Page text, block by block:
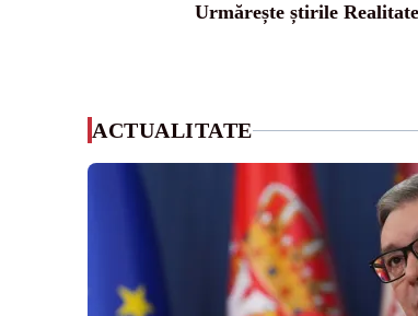
Urmărește știrile
ACTUALITATE